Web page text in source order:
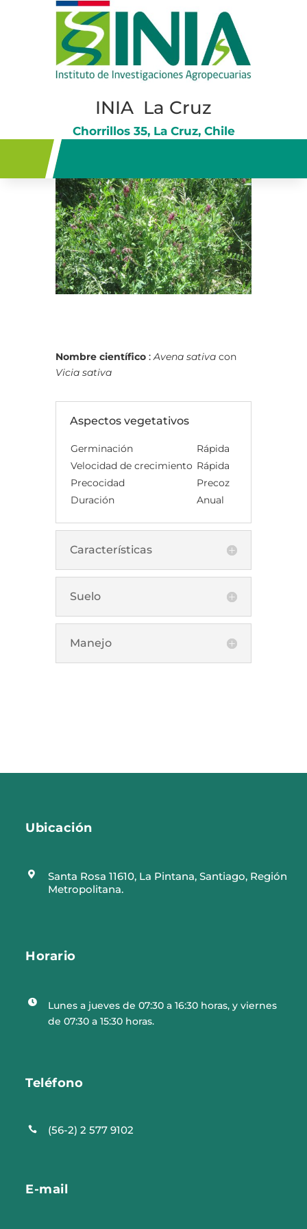
INIA La Cruz
Chorrillos 35, La Cruz, Chile
Avena con Vicia
Nombre científico:Avena sativa con
Vicia sativa
Aspectos vegetativos
Germinación
Rápida
Velocidad de crecimiento Rápida
Precocidad
Precoz
Duración
Anual
Características
Suelo
Manejo
Ubicación

Santa Rosa 11610, La Pintana, Santiago, Región
Metropolitana.
Horario

Lunes a jueves de 07:30 a 16:30 horas, y viernes
de 07:30 a 15:30 horas.
Teléfono
 (56-2) 2 577 9102
E-mail